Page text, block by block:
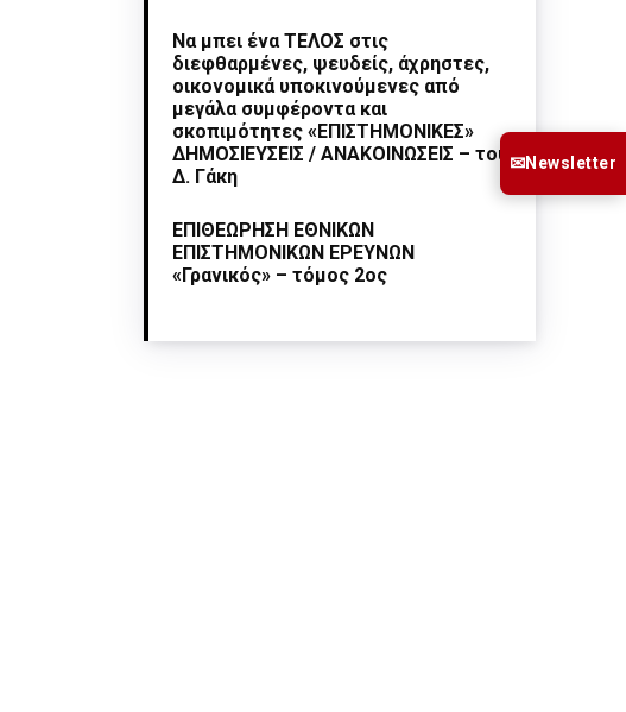
Να μπει ένα ΤΕΛΟΣ στις
διεφθαρμένες, ψευδείς, άχρηστες,
οικονομικά υποκινούμενες από
μεγάλα συμφέροντα και
σκοπιμότητες «ΕΠΙΣΤΗΜΟΝΙΚΕΣ»
ΔΗΜΟΣΙΕΥΣΕΙΣ / ΑΝΑΚΟΙΝΩΣΕΙΣ – του
Δ. Γάκη
ΕΠΙΘΕΩΡΗΣΗ ΕΘΝΙΚΩΝ
ΕΠΙΣΤΗΜΟΝΙΚΩΝ ΕΡΕΥΝΩΝ
«Γρανικός» – τόμος 2ος
✉Newsletter